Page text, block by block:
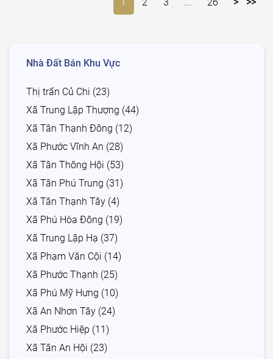
Nhà Đất Bán Khu Vực
Thị trấn Củ Chi (23)
Xã Trung Lập Thượng (44)
Xã Tân Thạnh Đông (12)
Xã Phước Vĩnh An (28)
Xã Tân Thông Hội (53)
Xã Tân Phú Trung (31)
Xã Tân Thạnh Tây (4)
Xã Phú Hòa Đông (19)
Xã Trung Lập Hạ (37)
Xã Phạm Văn Cội (14)
Xã Phước Thạnh (25)
Xã Phú Mỹ Hưng (10)
Xã An Nhơn Tây (24)
Xã Phước Hiệp (11)
Xã Tân An Hội (23)